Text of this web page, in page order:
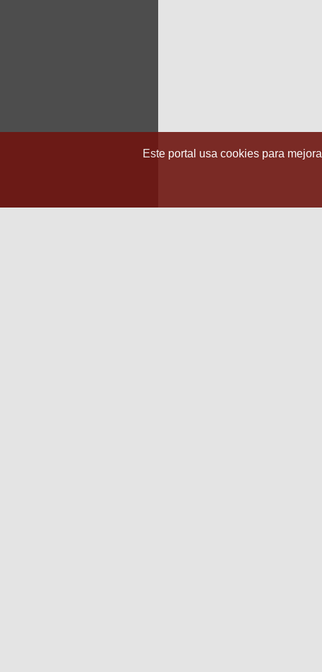
Este portal usa cookies para